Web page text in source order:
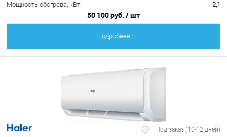
Мощность обогрева, кВт:
2,1
50 100 руб. / шт
Подробнее
Под заказ (10-12 дней)